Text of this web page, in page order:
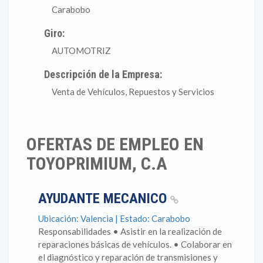
Carabobo
Giro:
AUTOMOTRIZ
Descripción de la Empresa:
Venta de Vehículos, Repuestos y Servicios
OFERTAS DE EMPLEO EN
TOYOPRIMIUM, C.A
AYUDANTE MECANICO
Ubicación: Valencia | Estado: Carabobo
Responsabilidades • Asistir en la realización de
reparaciones básicas de vehículos. • Colaborar en
el diagnóstico y reparación de transmisiones y